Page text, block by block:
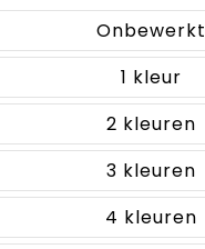
Onbewerkt
1
2
3
4